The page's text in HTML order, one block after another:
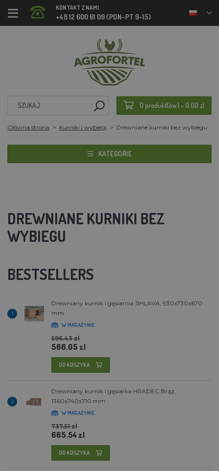
KONTAKT Z NAMI
+48 12 600 61 09 (PON-PT 9-15)
0 produkt(ów) - 0.00 zl
Główna strona Kurniki i wybiegi Drewniane kurniki bez wybiegu
KATEGORIE
DREWNIANE KURNIKI BEZ
WYBIEGU
BESTSELLERS
1
Drewniany kurnik i gęsiarnia JIHLAVA, 930x730x670
mm
W MAGAZYNIE
596.43 zl
566.05 zl
DO KOSZYKA
2
Drewniany kurnik i gęsiarka HRADEC Brąz,
1360x740x710 mm
W MAGAZYNIE
737.51 zl
665.54 zl
DO KOSZYKA